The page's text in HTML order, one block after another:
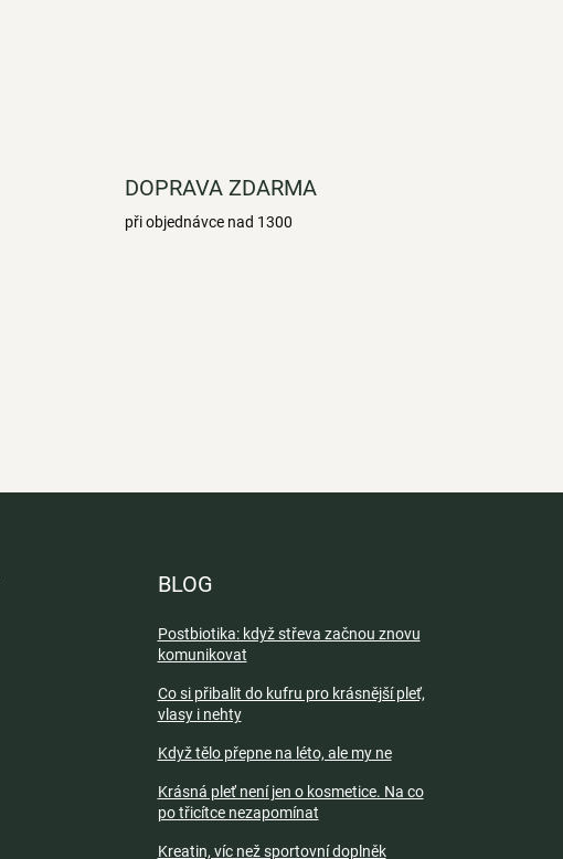
DOPRAVA ZDARMA
při objednávce nad 1300
BLOG
Postbiotika: když střeva začnou znovu
komunikovat
Co si přibalit do kufru pro krásnější pleť,
vlasy i nehty
Když tělo přepne na léto, ale my ne
Krásná pleť není jen o kosmetice. Na co
po třicítce nezapomínat
Kreatin, víc než sportovní doplněk